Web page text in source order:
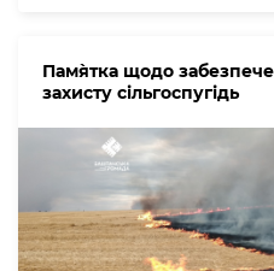
Пам`ятка щодо
захисту сільгоспугідь